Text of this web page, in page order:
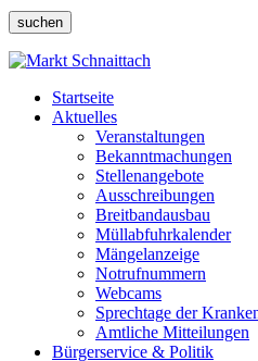
suchen
Startseite
Aktuelles
Veranstaltungen
Bekanntmachungen
Stellenangebote
Ausschreibungen
Breitbandausbau
Müllabfuhrkalender
Mängelanzeige
Notrufnummern
Webcams
Sprechtage der
Amtliche Mitteilungen
Bürgerservice & Politik